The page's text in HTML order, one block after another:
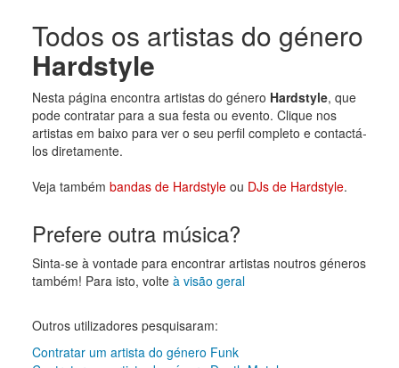
Todos os artistas do género
Hardstyle
Nesta página encontra artistas do género Hardstyle, que
pode contratar para a sua festa ou evento. Clique nos
artistas em baixo para ver o seu perfil completo e contactá-
los diretamente.
Veja também bandas de Hardstyleou DJs de Hardstyle.
Prefere outra música?
Sinta-se à vontade para encontrar artistas noutros géneros
também! Para isto, volte à visão geral
Outros utilizadores pesquisaram:
Contratar um artista do género Funk